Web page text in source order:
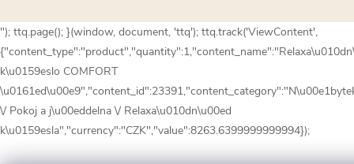
"); ttq.page(); }(window, document, 'ttq'); ttq.track('ViewContent',
k\u0159eslo COMFORT
\/ Pokoj a j\u00eddelna \/ Relaxa\u010dn\u00ed
k\u0159esla","currency":"CZK","value":8263.6399999999994});